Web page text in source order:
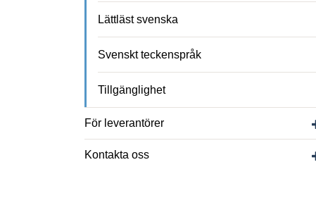
Lättläst svenska
Svenskt teckenspråk
Tillgänglighet
För leverantörer
Kontakta oss